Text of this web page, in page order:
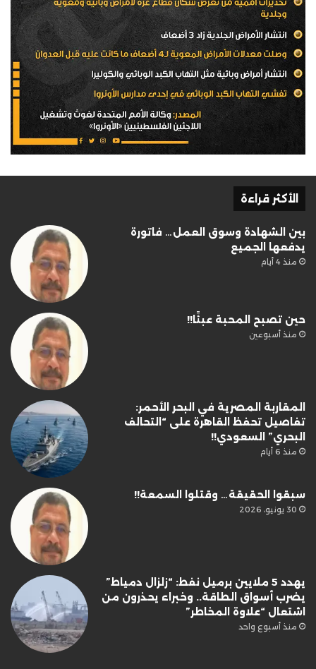
الأكثر قراءة
بين الشهادة وسوق العمل… فاتورة
يدفعها الجميع
منذ 4 أيام
حين تصبح المحبة عبئًا!!
منذ أسبوعين
المقاربة المصرية في البحر الأحمر:
تفاصيل تحفظ القاهرة على “التحالف
البحري” السعودي!!
منذ 6 أيام
سبقوا الحقيقة… وقتلوا السمعة!!
30 يونيو، 2026
يهدد 5 ملايين برميل نفط: “زلزال دمياط”
يضرب أسواق الطاقة.. وخبراء يحذرون من
اشتعال “علاوة المخاطر”
منذ أسبوع واحد